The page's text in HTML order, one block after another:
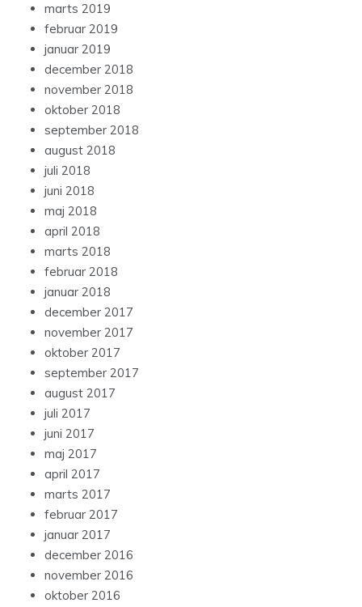
marts 2019
februar 2019
januar 2019
december 2018
november 2018
oktober 2018
september 2018
august 2018
juli 2018
juni 2018
maj 2018
april 2018
marts 2018
februar 2018
januar 2018
december 2017
november 2017
oktober 2017
september 2017
august 2017
juli 2017
juni 2017
maj 2017
april 2017
marts 2017
februar 2017
januar 2017
december 2016
november 2016
oktober 2016